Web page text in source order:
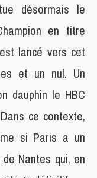
désormais le
en titre
lancé vers cet
et un nul. Un
dauphin le HBC
ce contexte,
si Paris a un
Nantes qui, en